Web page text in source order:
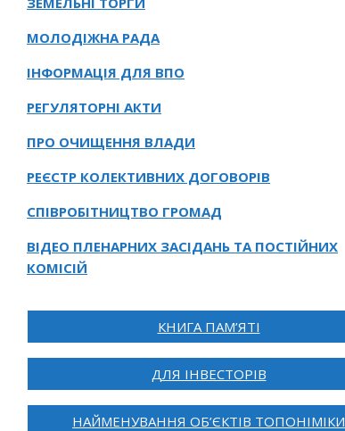
МОЛОДІЖНА РАДА
ІНФОРМАЦІЯ ДЛЯ ВПО
РЕГУЛЯТОРНІ АКТИ
ПРО ОЧИЩЕННЯ ВЛАДИ
РЕЄСТР КОЛЕКТИВНИХ ДОГОВОРІВ
СПІВРОБІТНИЦТВО ГРОМАД
ВІДЕО ПЛЕНАРНИХ ЗАСІДАНЬ ТА ПОСТІЙНИХ
КОМІСІЙ
КНИГА ПАМ’ЯТІ
ДЛЯ ІНВЕСТОРІВ
НАЙМЕНУВАННЯ ОБ’ЄКТІВ ТОПОНІМІКИ